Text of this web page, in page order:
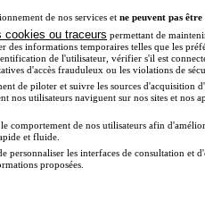
de nos services et ne peuvent pas être
cookies ou traceurs permettant de
des informations temporaires telles que les
de l'utilisateur, vérifier s'il est
d'accès frauduleux ou les violations de
de piloter et suivre les sources d'acquisition
nos utilisateurs naviguent sur nos sites et nos
comportement de nos utilisateurs afin
et fluide.
personnaliser les interfaces de consultation et
proposées.